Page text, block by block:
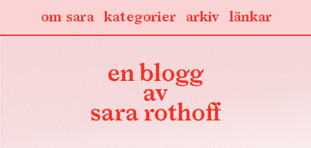
länkar
arkiv
kategorier
om sara